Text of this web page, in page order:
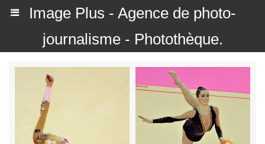
Image Plus - Agence de photo-
journalisme - Photothèque.